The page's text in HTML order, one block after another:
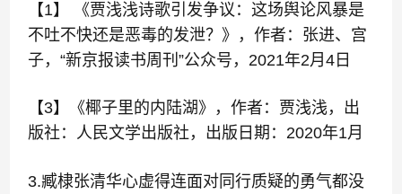
【1】 《贾浅浅诗歌引发争议：这场舆论风暴是
不吐不快还是恶毒的发泄？》，作者：张进、宫
子，“新京报读书周刊”公众号，2021年2月4日
【3】《椰子里的内陆湖》，作者：贾浅浅，出
版社：人民文学出版社，出版日期：2020年1月
3.臧棣张清华心虚得连面对同行质疑的勇气都没